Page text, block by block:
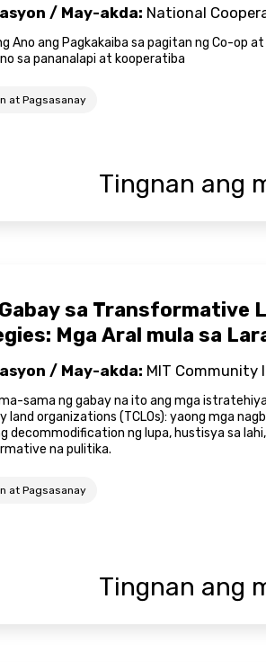
/ May-akda: National
Ano ang Pagkakaiba sa pagitan ng Co-op
sa pananalapi at kooperatiba
at Pagsasanay
Tingnan ang
sa Transformative
Mga Aral mula sa
/ May-akda: MIT Community
sama ng gabay na ito ang mga
land organizations (TCLOs): yaong mga
decommodification ng lupa, hustisya sa
na pulitika.
at Pagsasanay
Tingnan ang